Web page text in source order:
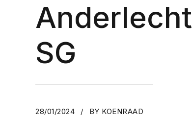
SG
28/01/2024 BY KOENRAAD